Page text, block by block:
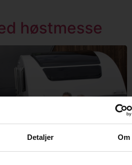
Detaljer Om
høstmesse